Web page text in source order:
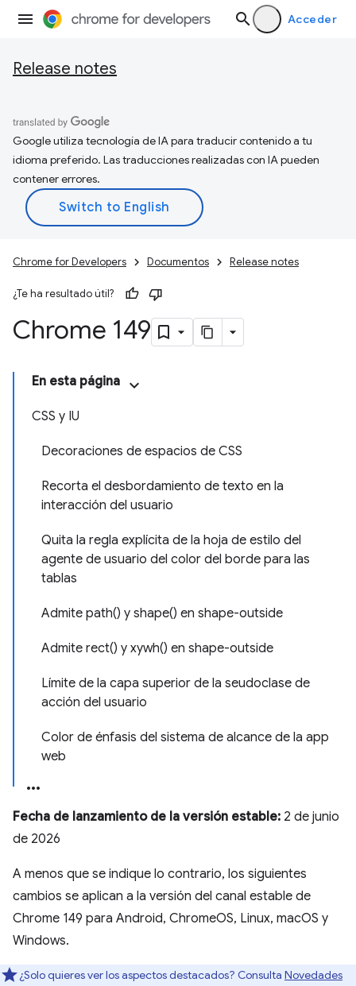
Acceder
Release notes
Google utiliza tecnología de IA para traducir contenido a tu
idioma preferido. Las traducciones realizadas con IA pueden
contener errores.
Chrome for Developers Documentos Release notes
¿Te ha resultado útil?
Chrome 149
En esta página
CSS y IU
Decoraciones de espacios de CSS
Recorta el desbordamiento de texto en la
interacción del usuario
Quita la regla explícita de la hoja de estilo del
agente de usuario del color del borde para las
tablas
Admite path() y shape() en shape-outside
Admite rect() y xywh() en shape-outside
Límite de la capa superior de la seudoclase de
acción del usuario
Color de énfasis del sistema de alcance de la app
web
Fecha de lanzamiento de la versión estable: 2 de junio
de 2026
A menos que se indique lo contrario, los siguientes
cambios se aplican a la versión del canal estable de
Chrome 149 para Android, ChromeOS, Linux, macOS y
Windows.
¿Solo quieres ver los aspectos destacados? Consulta Novedades